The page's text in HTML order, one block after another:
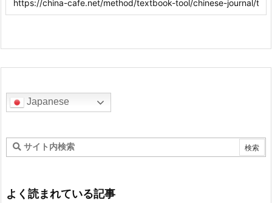
Japanese
よく読まれている記事